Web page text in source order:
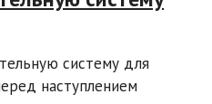
систему для
наступлением